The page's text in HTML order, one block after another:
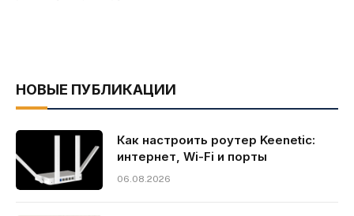
НОВЫЕ ПУБЛИКАЦИИ
Как настроить роутер Keenetic:
интернет, Wi-Fi и порты
06.08.2026